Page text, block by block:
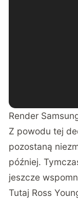
Render
Z powodu tej
pozostaną
później.
jeszcze
Tutaj Ross